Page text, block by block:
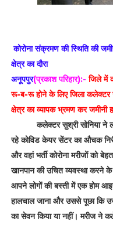
कोरोना संक्रमण की स्थिति की
क्षेत्र का दौरा
अनूपपुर(प्रकाश परिहार):- जिले में
रू-ब-रू होने के लिए जिला कलेक्टर
क्षेत्र का व्यापक भ्रमण कर जमीनी
कलेक्टर सुश्री सोनिया ने
रहे कोविड केयर सेंटर का औचक
और वहां भर्ती कोरोना मरीजों को
खानपान की उचित व्यवस्था करने के
आपने लोगों की बस्ती में एक होम
हालचाल जाना और उससे पूछा कि
का सेवन किया या नहीं। मरीज ने